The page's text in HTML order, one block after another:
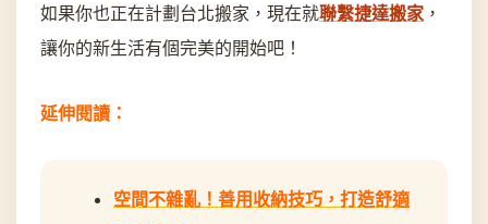
如果你也正在計劃台北搬家，現在就聯繫捷達搬家 ，
讓你的新生活有個完美的開始吧！
延伸閱讀：
空間不雜亂！善用收納技巧，打造舒適